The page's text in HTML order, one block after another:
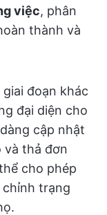
việc, phân
thành và
đoạn khác
đại diện cho
cập nhật
và thả đơn
cho phép
trạng